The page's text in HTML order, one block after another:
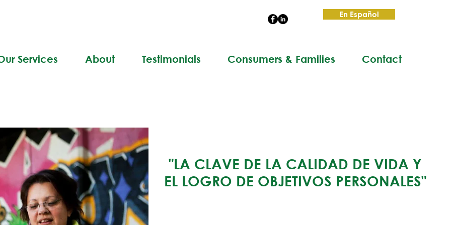
En Español
Services About Testimonials Consumers & Families Contact
"LA CLAVE DE LA CALIDAD DE VIDA Y
EL LOGRO DE OBJETIVOS PERSONALES"